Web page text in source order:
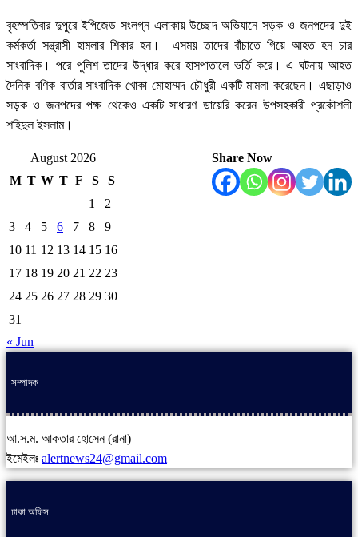
বৃহস্পতিবার দুপুরে ইপিজেড সংলগ্ন এলাকায় উচ্ছেদ অভিযানে সড়ক ও জনপদের দুই
কর্মকর্তা সন্ত্রাসী হামলার শিকার হন। এসময় তাদের বাঁচাতে গিয়ে আহত হন চার
সাংবাদিক। পরে পুলিশ তাদের উদ্ধার করে হাসপাতালে ভর্তি করে। এ ঘটনায় আহত
দৈনিক বণিক বার্তার সাংবাদিক খোকা মোহাম্মদ চৌধুরী একটি মামলা করেছেন। এছাড়াও
সড়ক ও জনপদের পক্ষ থেকেও একটি সাধারণ ডায়েরি করেন উপসহকারী প্রকৌশলী
শহিদুল ইসলাম।
Share Now
August 2026
M T W T F S
S
1
2
3
4 5 6 7 8
9
10 11 12 13 14 15 16
17 18 19 20 21 22 23
24 25 26 27 28 29 30
31
« Jun
সম্পাদক
আ.স.ম. আকতার হোসেন (রানা)
ইমেইলঃ alertnews24@gmail.com
ঢাকা অফিস